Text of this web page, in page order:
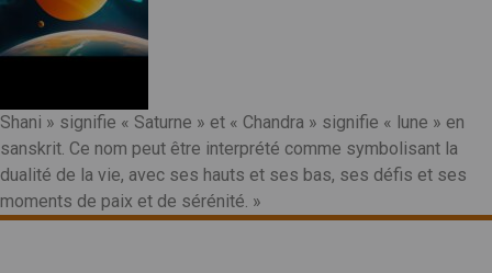
Shani » signifie « Saturne » et « Chandra » signifie « lune » en
sanskrit. Ce nom peut être interprété comme symbolisant la
dualité de la vie, avec ses hauts et ses bas, ses défis et ses
moments de paix et de sérénité. »